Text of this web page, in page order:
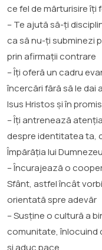
ce fel de mărturisire îți
– Te ajută să-ți
ca să nu-ți subminezi
prin afirmații contrare
– Îți oferă un cadru
încercări fără să le
Isus Hristos și în
– Îți antrenează
despre identitatea ta,
Împărăția lui Dumnezeu
– Încurajează o
Sfânt, astfel încât
orientată spre adevăr
– Susține o cultură a
comunitate, înlocuind
și aduc pace